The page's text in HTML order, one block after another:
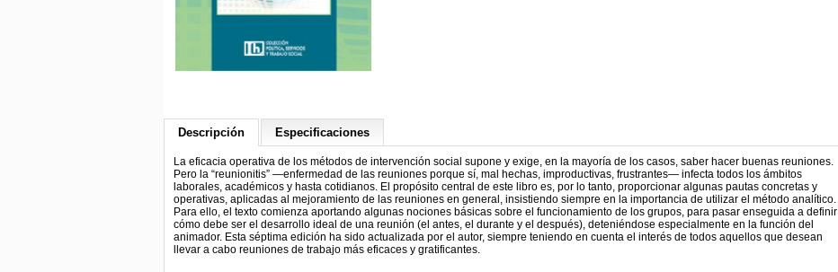
Descripción Especificaciones
La eficacia operativa de los métodos de intervención social supone y exige, en la mayoría de los casos, saber hacer buenas reuniones.
Pero la “reunionitis” —enfermedad de las reuniones porque sí, mal hechas, improductivas, frustrantes— infecta todos los ámbitos
laborales, académicos y hasta cotidianos. El propósito central de este libro es, por lo tanto, proporcionar algunas pautas concretas y
operativas, aplicadas al mejoramiento de las reuniones en general, insistiendo siempre en la importancia de utilizar el método analítico.
Para ello, el texto comienza aportando algunas nociones básicas sobre el funcionamiento de los grupos, para pasar enseguida a definir
cómo debe ser el desarrollo ideal de una reunión (el antes, el durante y el después), deteniéndose especialmente en la función del
animador. Esta séptima edición ha sido actualizada por el autor, siempre teniendo en cuenta el interés de todos aquellos que desean
llevar a cabo reuniones de trabajo más eficaces y gratificantes.